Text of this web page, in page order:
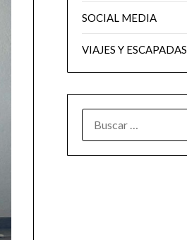
SOCIAL MEDIA
VIAJES Y ESCAPADAS